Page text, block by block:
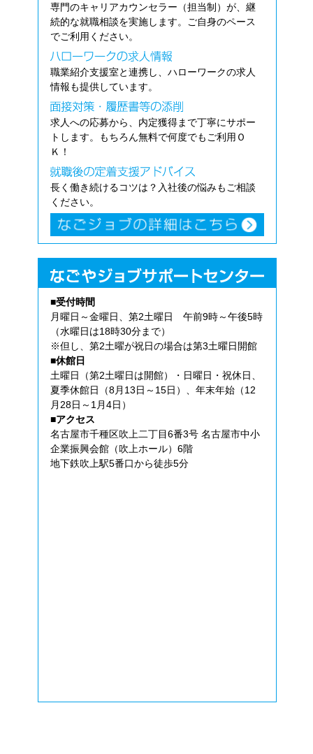
専門のキャリアカウンセラー（担当制）が、継
続的な就職相談を実施します。ご自身のペース
でご利用ください。
職業紹介支援室と連携し、ハローワークの求人
情報も提供しています。
求人への応募から、内定獲得まで丁寧にサポー
トします。もちろん無料で何度でもご利用Ｏ
Ｋ！
長く働き続けるコツは？入社後の悩みもご相談
ください。
■受付時間
月曜日～金曜日、第2土曜日 午前9時～午後5時
（水曜日は18時30分まで）
※但し、第2土曜が祝日の場合は第3土曜日開館
■休館日
土曜日（第2土曜日は開館）・日曜日・祝休日、
夏季休館日（8月13日～15日）、年末年始（12
月28日～1月4日）
■アクセス
名古屋市千種区吹上二丁目6番3号 名古屋市中小
企業振興会館（吹上ホール）6階
地下鉄吹上駅5番口から徒歩5分